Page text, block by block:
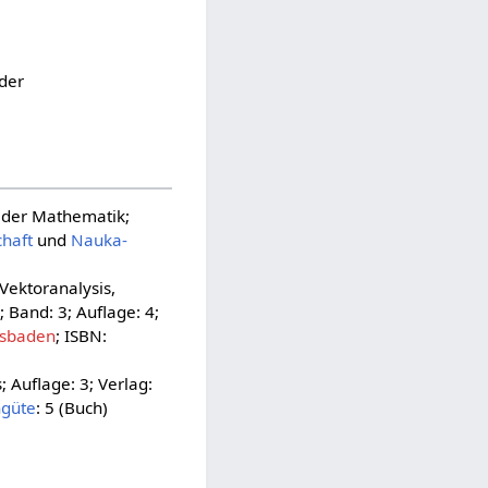
Mathematik;
und Nauka-
3; Auflage: 4;
; ISBN:
Auflage: 3; Verlag:
: 5 (Buch)